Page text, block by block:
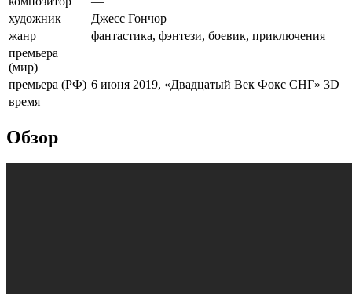
художник
Джесс Гончор
жанр
фантастика, фэнтези, боевик, приключения
премьера
(мир)
премьера (РФ) 6 июня 2019, «Двадцатый Век Фокс СНГ» 3D
время
—
Обзор